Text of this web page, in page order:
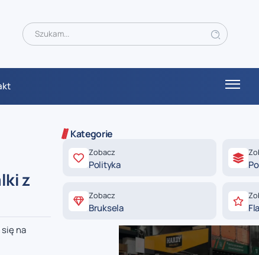
z
na
Kategorie
Zobacz
Polityka
Zobacz
Bruksela